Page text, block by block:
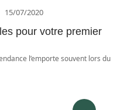
15/07/2020
pour votre premier
l’emporte souvent lors du